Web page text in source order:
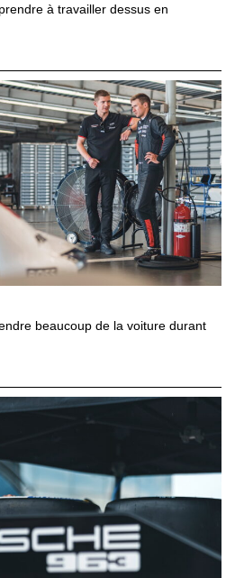
à travailler dessus en
beaucoup de la voiture durant